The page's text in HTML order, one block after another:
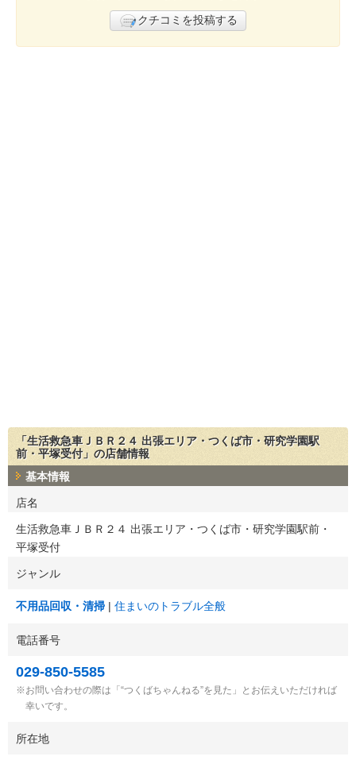
クチコミを投稿する
「生活救急車ＪＢＲ２４ 出張エリア・つくば市・研究学園駅
前・平塚受付」の店舗情報
基本情報
店名
生活救急車ＪＢＲ２４ 出張エリア・つくば市・研究学園駅前・
平塚受付
ジャンル
不用品回収・清掃 住まいのトラブル全般
電話番号
029-850-5585
お問い合わせの際は「“つくばちゃんねる”を見た」とお伝えいただければ
幸いです。
所在地